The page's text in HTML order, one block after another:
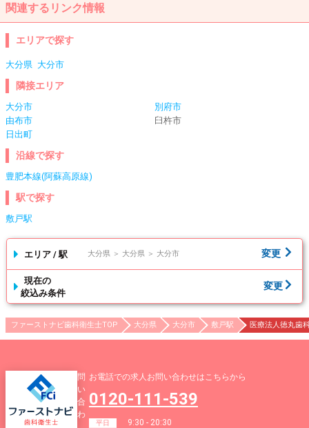
関連するリンク情報
エリアで探す
大分県 大分市
隣接エリア
大分市
別府市
由布市
臼杵市
日出町
沿線で探す
豊肥本線(阿蘇高原線)
駅で探す
敷戸駅
エリア / 駅 大分県 ＞ 大分県 ＞ 大分市 変更
現在の
絞込み条件
変更
ファーストナビ歯科衛生士TOP 大分県 大分市 敷戸駅 医療法人徳丸歯
お電話での求人お問い合わせはこちらから
0120-111-539
平日 9:30 - 20:30
問
い
合
わ